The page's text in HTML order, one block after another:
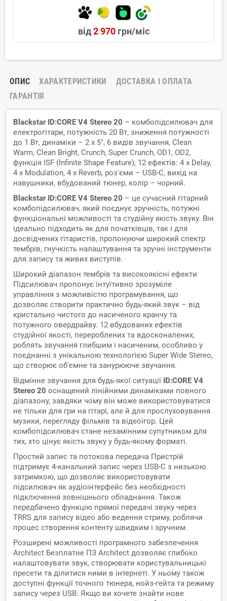
від2 970грн/міс
ОПИС ХАРАКТЕРИСТИКИ
ДОСТАВКА І ОПЛАТА
ГАРАНТІЯ
Blackstar ID:CORE V4 Stereo 20 – комбопідсилювач для
електрогітари, потужність 20 Вт, зниження потужності
до 1 Вт, динаміки – 2 x 5", 6 видів звучання, Clean
Warm, Clean Bright, Crunch, Super Crunch, OD1, OD2,
функція ISF (Infinite Shape Feature), 12 ефектів: 4 x Delay,
4 x Modulation, 4 x Reverb, роз'єми – USB-C, вихід на
навушники, вбудований тюнер, колір – чорний.
Blackstar ID:CORE V4 Stereo 20 – це сучасний гітарний
комбопідсилювач, який поєднує зручність, потужні
функціональні можливості та студійну якість звуку. Він
ідеально підходить як для початківців, так і для
досвідчених гітаристів, пропонуючи широкий спектр
тембрів, гнучкість налаштування та зручні інструменти
для запису та живих виступів.
Широкий діапазон тембрів та високоякісні ефекти
Підсилювач пропонує інтуїтивно зрозуміле
управління з можливістю програмування, що
дозволяє створити практично будь-який звук – від
кристально чистого до насиченого кранчу та
потужного овердрайву. 12 вбудованих ефектів
студійної якості, перероблених та вдосконалених,
роблять звучання глибшим і насиченим, особливо у
поєднанні з унікальною технологією Super Wide Stereo,
що створює об'ємне та занурююче звучання.
Відмінне звучання для будь-якої ситуації
ID:CORE V4
Stereo 20 оснащений лінійними динаміками повного
діапазону, завдяки чому він може використовуватися
не тільки для гри на гітарі, але й для прослуховування
музики, перегляду фільмів та відеоігор. Цей
комбопідсилювач стане незамінним супутником для
тих, хто цінує якість звуку у будь-якому форматі.
Простий запис та потокова передача Пристрій
підтримує 4-канальний запис через USB-C з низькою
затримкою, що дозволяє використовувати
підсилювач як аудіоінтерфейс без необхідності
підключення зовнішнього обладнання. Також
передбачено функцію прямої передачі звуку через
TRRS для запису відео або ведення стриму, роблячи
процес створення контенту швидким і зручним.
Розширені можливості програмного забезпечення
Architect Безплатне ПЗ Architect дозволяє глибоко
налаштовувати звук, створювати користувальницькі
пресети та ділитися ними в інтернеті. У ньому також
доступні функції точного тюнера, нойз-гейта та режиму
запису через USB. Якщо ви хочете знайти нове